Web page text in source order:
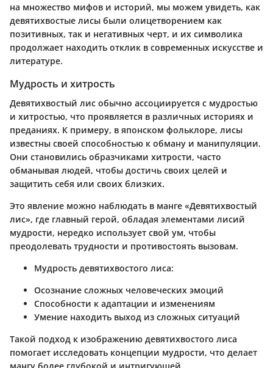
на множество мифов и историй, мы можем увидеть, как
девятихвостые лисы были олицетворением как
позитивных, так и негативных черт, и их символика
продолжает находить отклик в современных искусстве и
литературе.
Мудрость и хитрость
Девятихвостый лис обычно ассоциируется с мудростью
и хитростью, что проявляется в различных историях и
преданиях. К примеру, в японском фольклоре, лисы
известны своей способностью к обману и манипуляции.
Они становились образчиками хитрости, часто
обманывая людей, чтобы достичь своих целей и
защитить себя или своих близких.
Это явление можно наблюдать в манге «Девятихвостый
лис», где главный герой, обладая элементами лисий
мудрости, нередко использует свой ум, чтобы
преодолевать трудности и противостоять вызовам.
Мудрость девятихвостого лиса:
Осознание сложных человеческих эмоций
Способности к адаптации и изменениям
Умение находить выход из сложных ситуаций
Такой подход к изображению девятихвостого лиса
помогает исследовать концепции мудрости, что делает